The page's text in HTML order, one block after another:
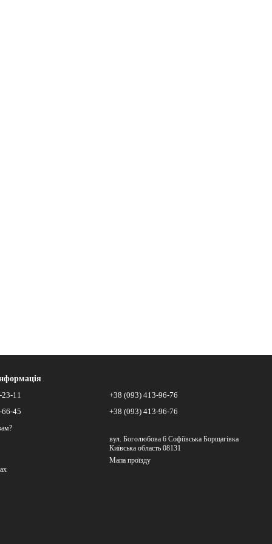
23-11
66-45
+38 (093) 413-96-76
+38 (093) 413-96-76
вул. Боголюбова 6 Софіївська Борщагівка
Київська область 08131
Мапа проїзду